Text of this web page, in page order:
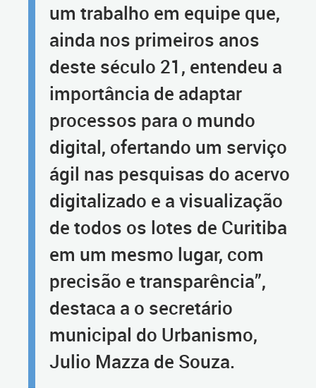
um trabalho em equipe que,
ainda nos primeiros anos
deste século 21, entendeu a
importância de adaptar
processos para o mundo
digital, ofertando um serviço
ágil nas pesquisas do acervo
digitalizado e a visualização
de todos os lotes de Curitiba
em um mesmo lugar, com
precisão e transparência”,
destaca a o secretário
municipal do Urbanismo,
Julio Mazza de Souza.